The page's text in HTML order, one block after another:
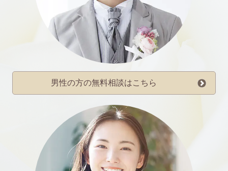
男性の方の無料相談はこちら